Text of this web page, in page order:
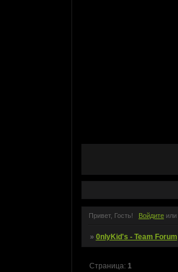
Привет, Гость! Войдитеили
» 0nlyKid's - Team Forum
Страница: 1